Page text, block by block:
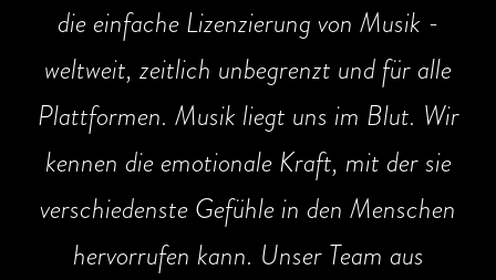
die einfache Lizenzierung von Musik -
weltweit, zeitlich unbegrenzt und für alle
Plattformen. Musik liegt uns im Blut. Wir
kennen die emotionale Kraft, mit der sie
verschiedenste Gefühle in den Menschen
hervorrufen kann. Unser Team aus